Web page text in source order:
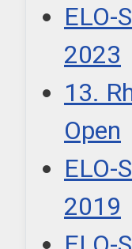
ELO-
2023
13.
Open
ELO-
2019